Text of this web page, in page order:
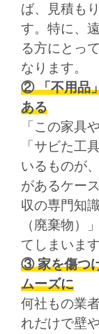
ば、見積も
す。特に、
る方にとっ
なります。
② 「不用品
ある
「この家具
「サビた工
いるものが
があるケー
収の専門知
（廃棄物）
てしまいます
③ 家を傷つ
ムーズに
何社もの業
れだけで壁